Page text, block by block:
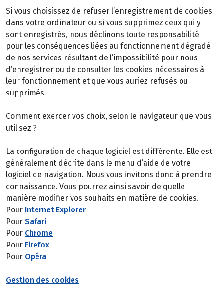
Si vous choisissez de refuser l’enregistrement de cookies
dans votre ordinateur ou si vous supprimez ceux qui y
sont enregistrés, nous déclinons toute responsabilité
pour les conséquences liées au fonctionnement dégradé
de nos services résultant de l’impossibilité pour nous
d’enregistrer ou de consulter les cookies nécessaires à
leur fonctionnement et que vous auriez refusés ou
supprimés.
Comment exercer vos choix, selon le navigateur que vous
utilisez ?
La configuration de chaque logiciel est différente. Elle est
généralement décrite dans le menu d’aide de votre
logiciel de navigation. Nous vous invitons donc à prendre
connaissance. Vous pourrez ainsi savoir de quelle
manière modifier vos souhaits en matière de cookies.
Pour Internet Explorer
Pour Safari
Pour Chrome
Pour Firefox
Pour Opéra
Gestion des cookies